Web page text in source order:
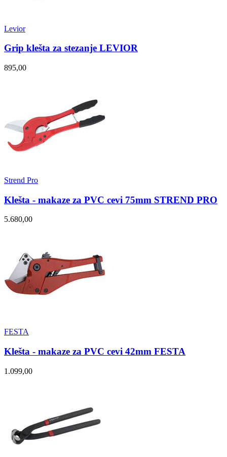
Levior
Grip klešta za stezanje LEVIOR
895,00
Strend Pro
Klešta - makaze za PVC cevi 75mm STREND PRO
5.680,00
FESTA
Klešta - makaze za PVC cevi 42mm FESTA
1.099,00